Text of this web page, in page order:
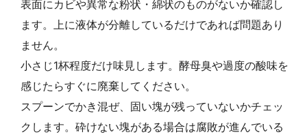
表面にカビや異常な粉状・綿状のものがないか確認し
ます。上に液体が分離しているだけであれば問題あり
ません。
小さじ1杯程度だけ味見します。酵母臭や過度の酸味を
感じたらすぐに廃棄してください。
スプーンでかき混ぜ、固い塊が残っていないかチェッ
クします。砕けない塊がある場合は腐敗が進んでいる